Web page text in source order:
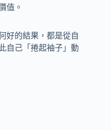
值。
好的結果，都是從自
自己「捲起袖子」動